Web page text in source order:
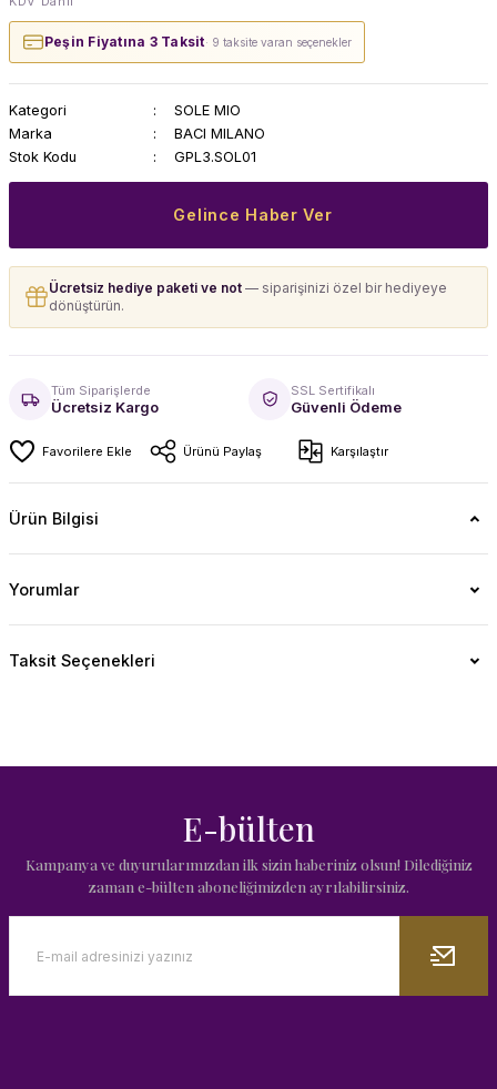
Peşin Fiyatına 3 Taksit· 9 taksite varan seçenekler
Kategori
SOLE MIO
Marka
BACI MILANO
Stok Kodu
GPL3.SOL01
Gelince Haber Ver
Ücretsiz hediye paketi ve not — siparişinizi özel bir hediyeye
dönüştürün.
Tüm Siparişlerde
Ücretsiz Kargo
SSL Sertifikalı
Güvenli Ödeme
Ürünü Paylaş Karşılaştır
Ürün Bilgisi
Yorumlar
Taksit Seçenekleri
E-bülten
Kampanya ve duyurularımızdan ilk sizin haberiniz olsun! Dilediğiniz
zaman e-bülten aboneliğimizden ayrılabilirsiniz.